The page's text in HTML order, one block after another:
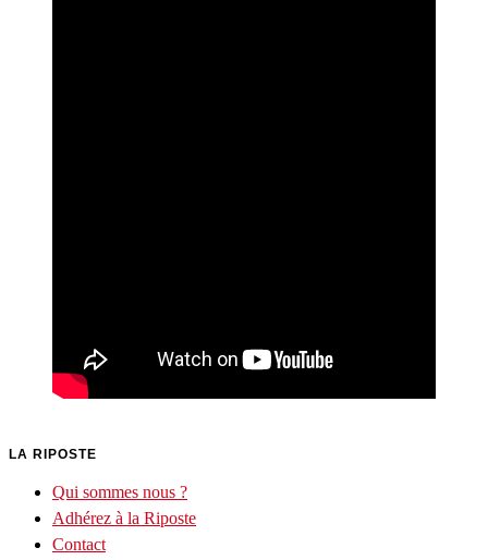
LA RIPOSTE
Qui sommes nous ?
Adhérez à la Riposte
Contact